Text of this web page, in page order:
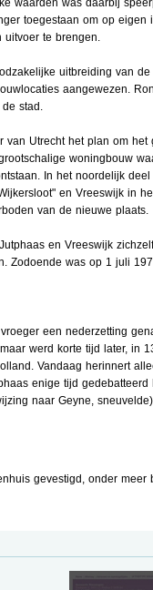
toegestaan om op eigen
te brengen.
uitbreiding van
aangewezen.
stad.
Utrecht het plan om
woningbouw
In het noordelijk
en Vreeswijk in
van de nieuwe plaats.
en Vreeswijk
Zodoende was op 1 juli
een nederzetting
werd korte tijd later, in
Vandaag herinnert
enige tijd
naar Geyne,
gevestigd, onder meer